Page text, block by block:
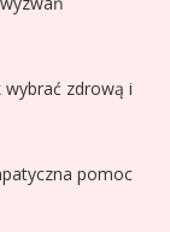
wybrać zdrową i
pomoc
w